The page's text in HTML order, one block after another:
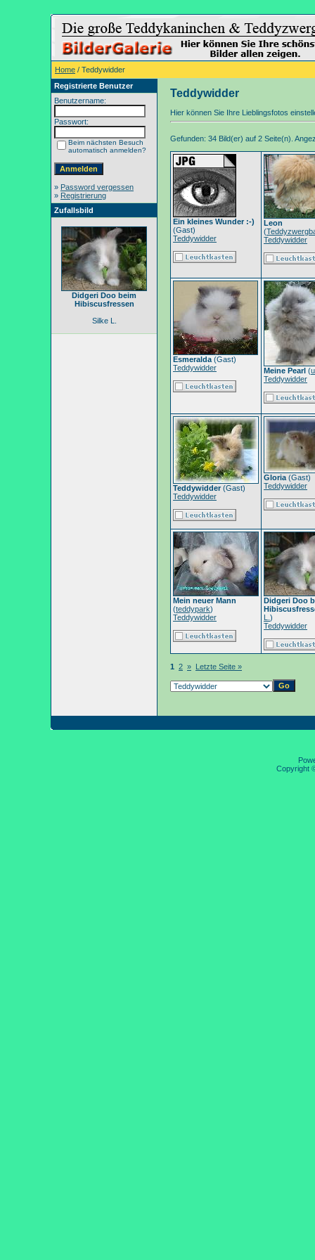
Home / Teddywidder
Registrierte Benutzer
Benutzername:
Passwort:
Beim nächsten Besuch
automatisch anmelden?
» Password vergessen
» Registrierung
Zufallsbild
Didgeri Doo beim
Hibiscusfressen
Silke L.
Teddywidder
Hier können Sie Ihre Lieblingsfotos
Gefunden: 34 Bild(er) auf 2 Seite(n).
Ein kleines Wunder :-)
(Gast)
Teddywidder
Leon
(
Teddywidder
Esmeralda (Gast)
Teddywidder
Meine Pearl (
Teddywidder
Teddywidder(Gast)
Teddywidder
Gloria (Gast)
Teddywidder
Mein neuer Mann
(teddypark)
Teddywidder
Didgeri Doo
L. )
Teddywidder
1 2 » Letzte Seite »
Copyright